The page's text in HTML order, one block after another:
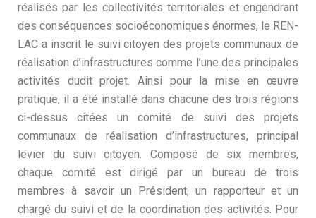
réalisés par les collectivités territoriales et engendrant
des conséquences socioéconomiques énormes, le REN-
LAC a inscrit le suivi citoyen des projets communaux de
réalisation d’infrastructures comme l’une des principales
activités dudit projet. Ainsi pour la mise en œuvre
pratique, il a été installé dans chacune des trois régions
ci-dessus citées un comité de suivi des projets
communaux de réalisation d’infrastructures, principal
levier du suivi citoyen. Composé de six membres,
chaque comité est dirigé par un bureau de trois
membres à savoir un Président, un rapporteur et un
chargé du suivi et de la coordination des activités. Pour